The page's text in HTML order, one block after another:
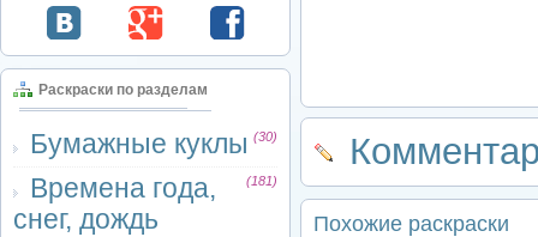
Раскраски по разделам
Бумажные куклы (30)
Времена года,
снег, дождь
(181)
Похожие раскраски